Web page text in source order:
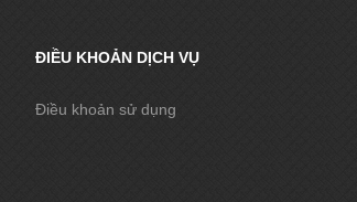
ĐIỀU KHOẢN DỊCH VỤ
Điều khoản sử dụng